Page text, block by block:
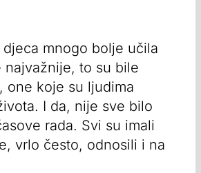
mnogo bolje učila
najvažnije, to su bile
one koje su ljudima
I da, nije sve bilo
rada. Svi su imali
vrlo često, odnosili i na